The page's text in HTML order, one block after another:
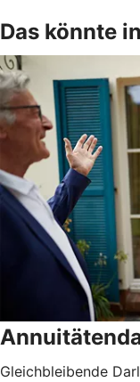
Das könnte
Gleichbleibende